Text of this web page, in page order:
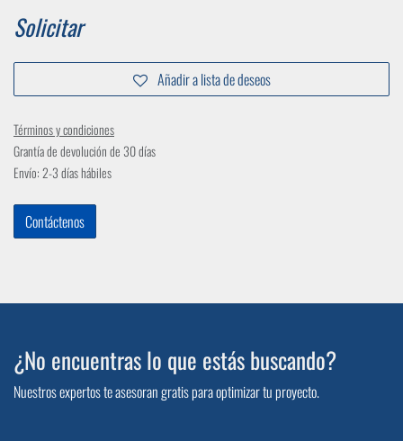
Solicitar
Añadir a lista de deseos
Términos y condiciones
Grantía de devolución de 30 días
Envío: 2-3 días hábiles
Contáctenos
¿No encuentras lo que estás buscando?
Nuestros expertos te asesoran gratis para optimizar tu proyecto.